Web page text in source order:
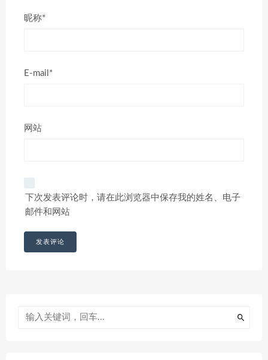
昵称*
E-mail*
网站
下次发表评论时，请在此浏览器中保存我的姓名、电子
邮件和网站